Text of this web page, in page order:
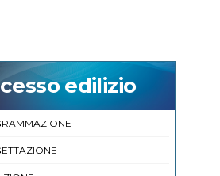
edilizio